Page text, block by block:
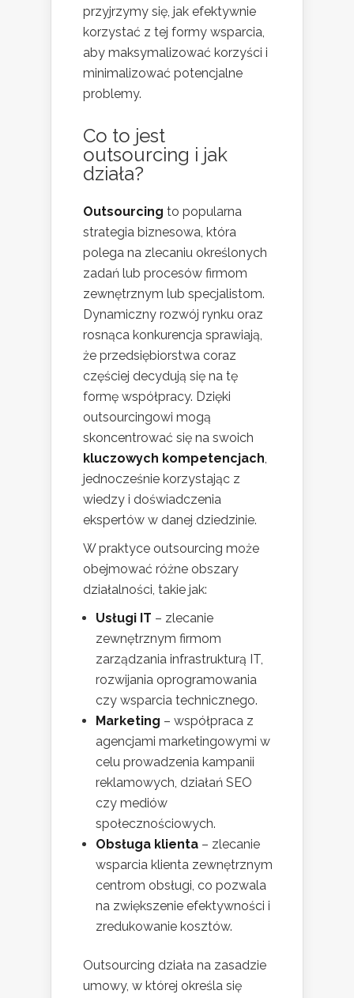
przyjrzymy się, jak efektywnie
korzystać z tej formy wsparcia,
aby maksymalizować korzyści i
minimalizować potencjalne
problemy.
Co to jest
outsourcing i jak
działa?
Outsourcing to popularna
strategia biznesowa, która
polega na zlecaniu określonych
zadań lub procesów firmom
zewnętrznym lub specjalistom.
Dynamiczny rozwój rynku oraz
rosnąca konkurencja sprawiają,
że przedsiębiorstwa coraz
częściej decydują się na tę
formę współpracy. Dzięki
outsourcingowi mogą
skoncentrować się na swoich
kluczowych kompetencjach,
jednocześnie korzystając z
wiedzy i doświadczenia
ekspertów w danej dziedzinie.
W praktyce outsourcing może
obejmować różne obszary
działalności, takie jak:
Usługi IT – zlecanie
zewnętrznym firmom
zarządzania infrastrukturą IT,
rozwijania oprogramowania
czy wsparcia technicznego.
Marketing – współpraca z
agencjami marketingowymi w
celu prowadzenia kampanii
reklamowych, działań SEO
czy mediów
społecznościowych.
Obsługa klienta – zlecanie
wsparcia klienta zewnętrznym
centrom obsługi, co pozwala
na zwiększenie efektywności i
zredukowanie kosztów.
Outsourcing działa na zasadzie
umowy, w której określa się